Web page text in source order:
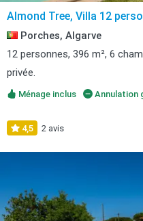
Almond Tree, Villa 12
Porches, Algarve
12 personnes, 396 m², 6
privée.
Ménage inclus Annulation
4,5 2 avis